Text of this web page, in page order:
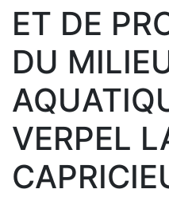
ET DE
DU
VERPEL